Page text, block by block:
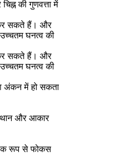
की गुणवत्ता में
कर सकते हैं। और
घनत्व की
कर सकते हैं। और
घनत्व की
अंकन में हो सकता
और आकार
रूप से फोकस